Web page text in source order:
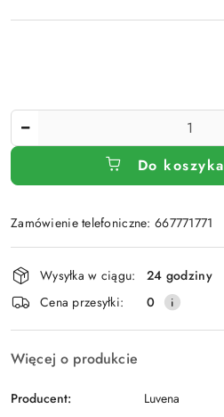
Do koszyka
Zamówienie telefoniczne: 667771771
Wyślij
Dostępność
i
dostawa
Wysyłka w ciągu:
24 godziny
Cena przesyłki:
0
Więcej o produkcie
Producent: Luvena